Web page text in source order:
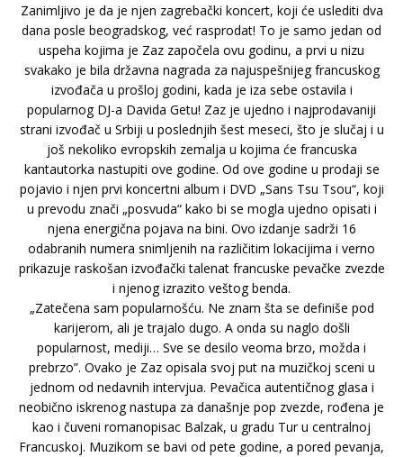
Zanimljivo je da je njen zagrebački koncert, koji će uslediti dva
dana posle beogradskog, već rasprodat! To je samo jedan od
uspeha kojima je Zaz započela ovu godinu, a prvi u nizu
svakako je bila državna nagrada za najuspešnijeg francuskog
izvođača u prošloj godini, kada je iza sebe ostavila i
popularnog DJ-a Davida Getu! Zaz je ujedno i najprodavaniji
strani izvođač u Srbiji u poslednjih šest meseci, što je slučaj i u
još nekoliko evropskih zemalja u kojima će francuska
kantautorka nastupiti ove godine. Od ove godine u prodaji se
pojavio i njen prvi koncertni album i DVD „Sans Tsu Tsou“, koji
u prevodu znači „posvuda“ kako bi se mogla ujedno opisati i
njena energična pojava na bini. Ovo izdanje sadrži 16
odabranih numera snimljenih na različitim lokacijima i verno
prikazuje raskošan izvođački talenat francuske pevačke zvezde
i njenog izrazito veštog benda.
„Zatečena sam popularnošću. Ne znam šta se definiše pod
karijerom, ali je trajalo dugo. A onda su naglo došli
popularnost, mediji… Sve se desilo veoma brzo, možda i
prebrzo”. Ovako je Zaz opisala svoj put na muzičkoj sceni u
jednom od nedavnih intervjua. Pevačica autentičnog glasa i
neobično iskrenog nastupa za današnje pop zvezde, rođena je
kao i čuveni romanopisac Balzak, u gradu Tur u centralnoj
Francuskoj. Muzikom se bavi od pete godine, a pored pevanja,